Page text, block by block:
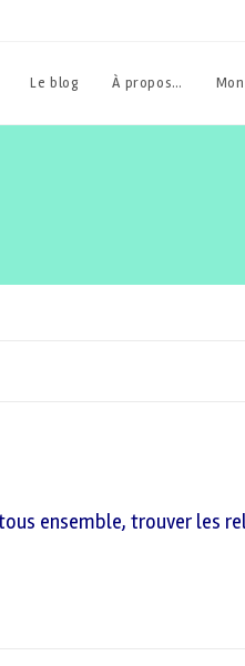
Le blog À propos…
ensemble, trouver les